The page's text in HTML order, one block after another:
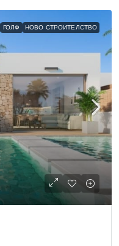
ГОЛФ НОВО СТРОИТЕЛСТВО